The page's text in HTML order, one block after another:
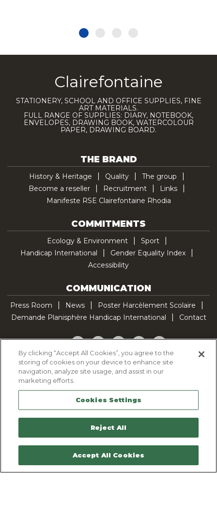
Clairefontaine
STATIONERY, SCHOOL AND OFFICE SUPPLIES, FINE
ART MATERIALS.
FULL RANGE OF SUPPLIES: DIARY, NOTEBOOK,
ENVELOPES, DRAWING BOOK, WATERCOLOUR
PAPER, DRAWING BOARD.
THE BRAND
History & Heritage Quality
The group
Become a reseller
Recruitment
Links
Manifeste RSE Clairefontaine Rhodia
COMMITMENTS
Ecology & Environment
Sport
Handicap International
Gender Equality Index
Accessibility
COMMUNICATION
Press Room News
Poster Harcèlement Scolaire
Demande Planisphère Handicap International
Contact
Facebook
TwitterYouTubePinterestTikTok
Cookie Policy
Legal Notice
Sitemap
Contactez-nous
By clicking “Accept All Cookies”, you agree to the
storing of cookies on your device to enhance site
navigation, analyze site usage, and assist in our
marketing efforts.
Cookies Settings
Reject All
Accept All Cookies